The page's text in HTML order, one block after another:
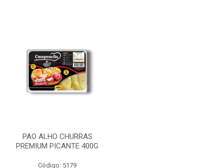
PAO ALHO CHURRAS
PREMIUM PICANTE 400G
Código: 5179